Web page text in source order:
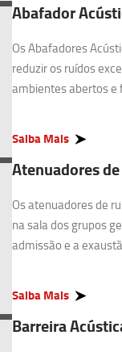
Abafador
Os Abafadores
reduzir os ruídos
ambientes abertos e
Saiba Mais
Atenuadores
Os atenuadores de
na sala dos grupos
admissão e a
Saiba Mais
Barreira